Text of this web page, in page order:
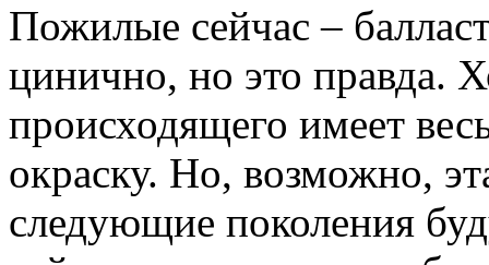
Пожилые сейчас –
цинично, но это правда.
происходящего имеет
окраску. Но, возможно,
следующие поколения